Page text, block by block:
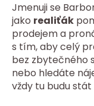
Jmenuji se
jako realiťák
prodejem a
s tím, aby celý
bez zbytečného
nebo hledáte
vždy tu budu